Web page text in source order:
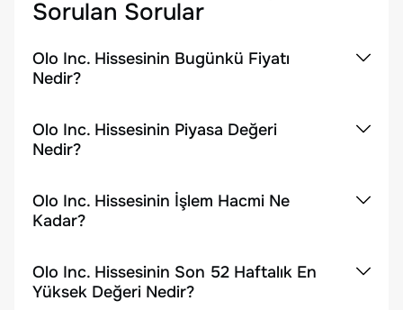
Sorulan Sorular
Olo Inc. Hissesinin Bugünkü Fiyatı
Nedir?
Olo Inc. Hissesinin Piyasa Değeri
Nedir?
Olo Inc. Hissesinin İşlem Hacmi Ne
Kadar?
Olo Inc. Hissesinin Son 52 Haftalık En
Yüksek Değeri Nedir?